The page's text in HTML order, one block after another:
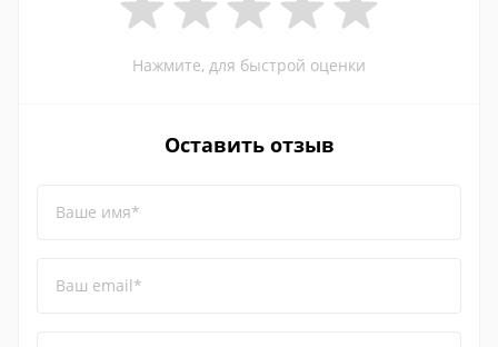
Нажмите, для быстрой оценки
Оставить отзыв
Ваше имя*
Ваш email*